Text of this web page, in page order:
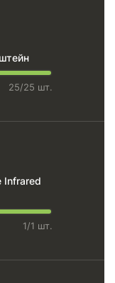
25/25 шт.
Infrared
1/1 шт.